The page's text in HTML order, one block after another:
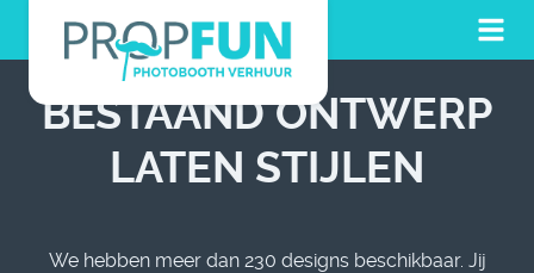
BESTAAND ONTWERP
LATEN STIJLEN
We hebben meer dan 230 designs beschikbaar. Jij